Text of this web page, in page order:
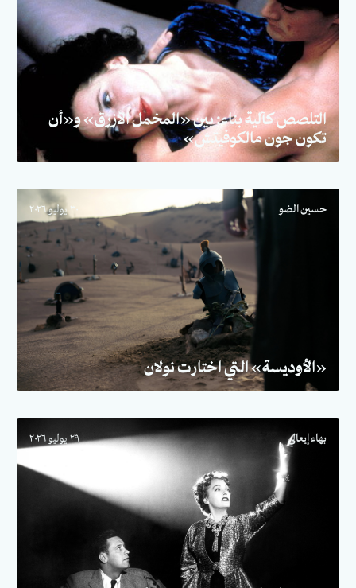
التلصص كآلية بناء: بين «المخمل الأزرق» و«أن
تكون جون مالكوفيتش»
حسين الضو ٣٠ يوليو ٢٠٢٦
«الأوديسة» التي اختارت نولان
بهاء إيعالي ٢٩ يوليو ٢٠٢٦